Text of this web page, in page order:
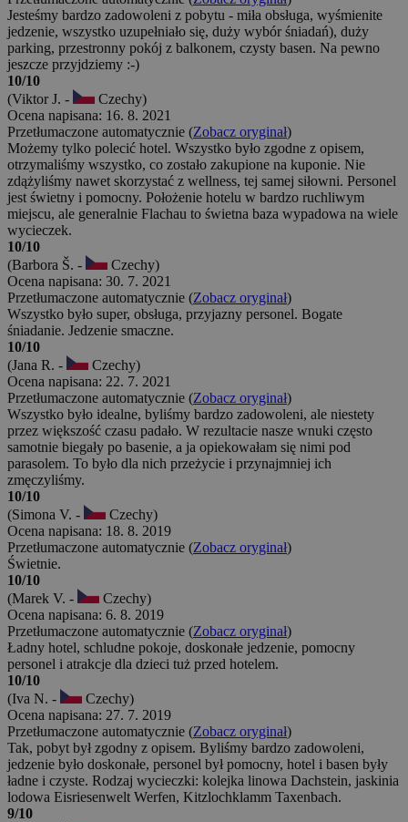
Jesteśmy bardzo zadowoleni z pobytu - miła obsługa, wyśmienite
jedzenie, wszystko uzupełniało się, duży wybór śniadań), duży
parking, przestronny pokój z balkonem, czysty basen. Na pewno
jeszcze przyjdziemy :-)
10/10
(Viktor J. -
Czechy)
Ocena napisana: 16. 8. 2021
Przetłumaczone automatycznie (Zobacz oryginał)
Możemy tylko polecić hotel. Wszystko było zgodne z opisem,
otrzymaliśmy wszystko, co zostało zakupione na kuponie. Nie
zdążyliśmy nawet skorzystać z wellness, tej samej siłowni. Personel
jest świetny i pomocny. Położenie hotelu w bardzo ruchliwym
miejscu, ale generalnie Flachau to świetna baza wypadowa na wiele
wycieczek.
10/10
(Barbora Š. -
Czechy)
Ocena napisana: 30. 7. 2021
Przetłumaczone automatycznie (Zobacz oryginał)
Wszystko było super, obsługa, przyjazny personel. Bogate
śniadanie. Jedzenie smaczne.
10/10
(Jana R. -
Czechy)
Ocena napisana: 22. 7. 2021
Przetłumaczone automatycznie (Zobacz oryginał)
Wszystko było idealne, byliśmy bardzo zadowoleni, ale niestety
przez większość czasu padało. W rezultacie nasze wnuki często
samotnie biegały po basenie, a ja opiekowałam się nimi pod
parasolem. To było dla nich przeżycie i przynajmniej ich
zmęczyliśmy.
10/10
(Simona V. -
Czechy)
Ocena napisana: 18. 8. 2019
Przetłumaczone automatycznie (Zobacz oryginał)
Świetnie.
10/10
(Marek V. -
Czechy)
Ocena napisana: 6. 8. 2019
Przetłumaczone automatycznie (Zobacz oryginał)
Ładny hotel, schludne pokoje, doskonałe jedzenie, pomocny
personel i atrakcje dla dzieci tuż przed hotelem.
10/10
(Iva N. -
Czechy)
Ocena napisana: 27. 7. 2019
Przetłumaczone automatycznie (Zobacz oryginał)
Tak, pobyt był zgodny z opisem. Byliśmy bardzo zadowoleni,
jedzenie było doskonałe, personel był pomocny, hotel i basen były
ładne i czyste. Rodzaj wycieczki: kolejka linowa Dachstein, jaskinia
lodowa Eisriesenwelt Werfen, Kitzlochklamm Taxenbach.
9/10